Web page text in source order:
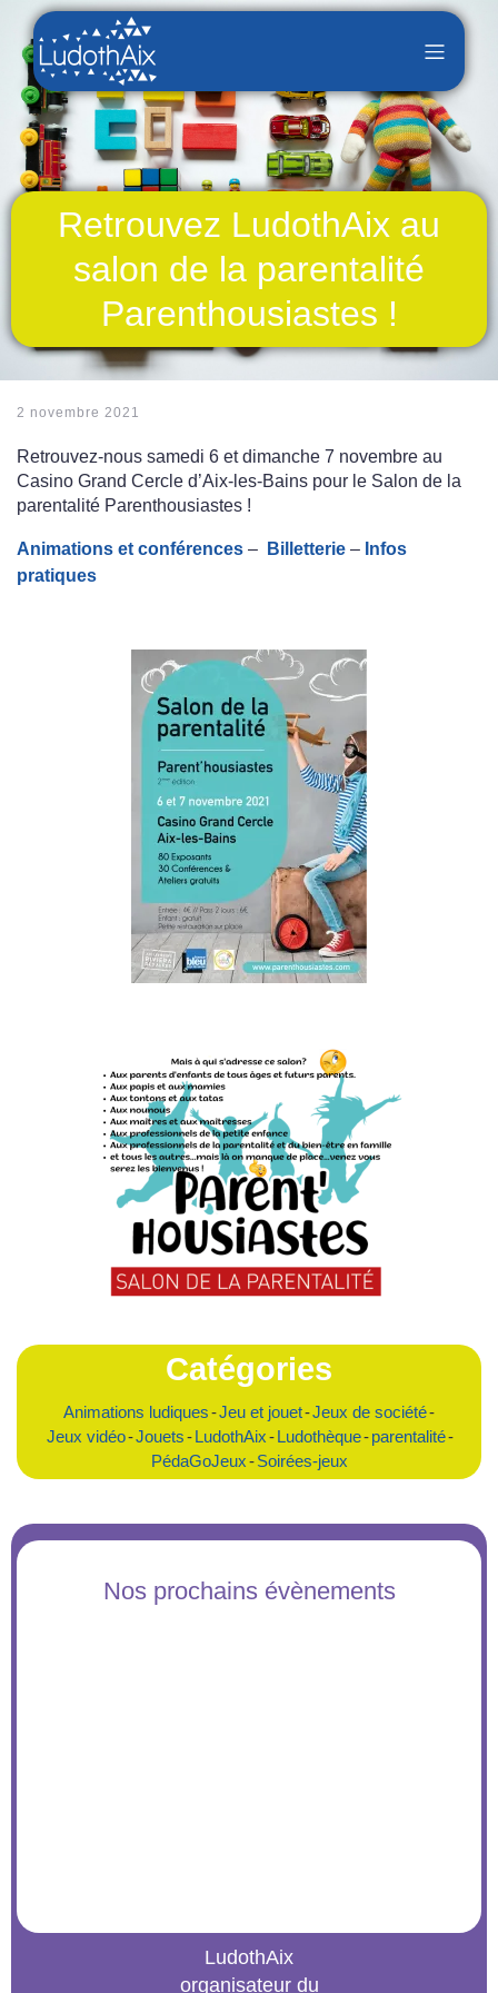
Retrouvez LudothAix au
salon de la parentalité
Parenthousiastes !
2 novembre 2021
Retrouvez-nous samedi 6 et dimanche 7 novembre au
Casino Grand Cercle d’Aix-les-Bains pour le Salon de la
parentalité Parenthousiastes !
Animations et conférences – Billetterie – Infos
pratiques
Catégories
Animations ludiques-Jeu et jouet-Jeux de société-
Jeux vidéo-Jouets-LudothAix-Ludothèque-parentalité-
PédaGoJeux- Soirées-jeux
Nos prochains évènements
LudothAix
organisateur du